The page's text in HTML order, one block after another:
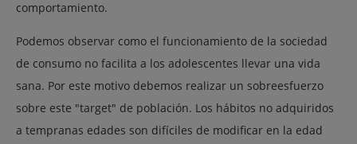
comportamiento.
Podemos observar como el funcionamiento de la sociedad
de consumo no facilita a los adolescentes llevar una vida
sana. Por este motivo debemos realizar un sobreesfuerzo
sobre este "target" de población. Los hábitos no adquiridos
a tempranas edades son difíciles de modificar en la edad